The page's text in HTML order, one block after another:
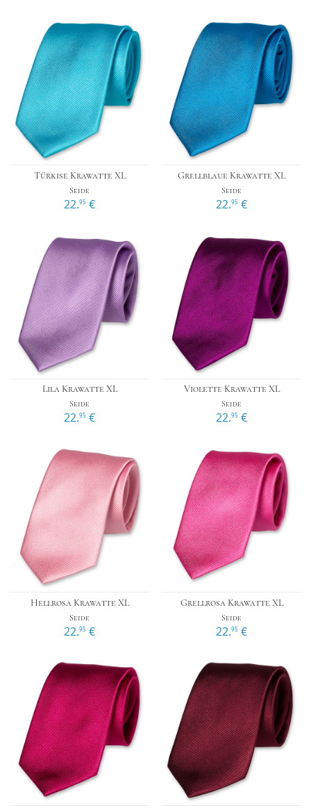
Türkise Krawatte XL
Seide
22.95 €
Grellblaue Krawatte XL
Seide
22.95 €
Lila Krawatte XL
Seide
22.95 €
Violette Krawatte XL
Seide
22.95 €
Hellrosa Krawatte XL
Seide
22.95 €
Grellrosa Krawatte XL
Seide
22.95 €